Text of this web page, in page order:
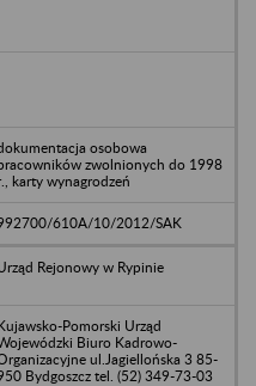
osobowa
zwolnionych do 1998
karty wynagrodzeń
610A/10/2012/SAK
Rejonowy w Rypinie
Pomorski Urząd
Biuro Kadrowo-
ul.Jagiellońska 3 85-
Bydgoszcz tel. (52) 349-73-03